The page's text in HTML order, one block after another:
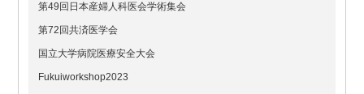
第49回日本産婦人科医会学術集会
第72回共済医学会
国立大学病院医療安全大会
Fukuiworkshop2023